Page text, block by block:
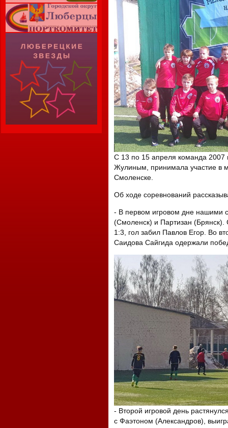
С 13 по 15 апреля команда 2007
Жулиным, принимала участие в
Смоленске.
Об ходе соревнований
- В первом игровом дне
(Смоленск) и Партизан (Брянск).
1:3, гол забил Павлов Егор. Во
Саидова Сайгида одержали
- Второй игровой день
с Фаэтоном (Александров),